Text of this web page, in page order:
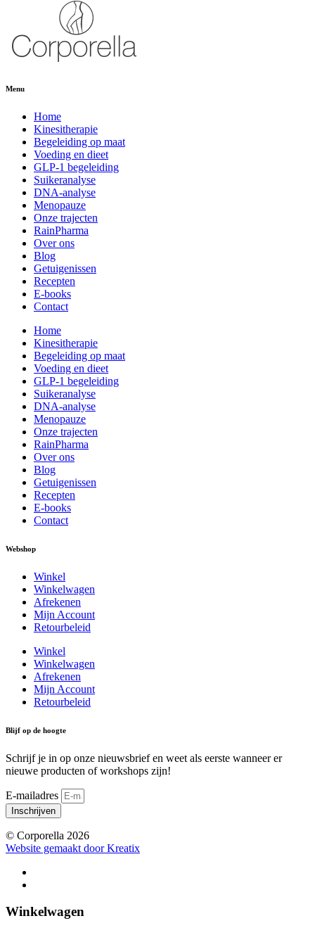
Menu
Home
Kinesitherapie
Begeleiding op maat
Voeding en dieet
GLP-1 begeleiding
Suikeranalyse
DNA-analyse
Menopauze
Onze trajecten
RainPharma
Over ons
Blog
Getuigenissen
Recepten
E-books
Contact
Home
Kinesitherapie
Begeleiding op maat
Voeding en dieet
GLP-1 begeleiding
Suikeranalyse
DNA-analyse
Menopauze
Onze trajecten
RainPharma
Over ons
Blog
Getuigenissen
Recepten
E-books
Contact
Webshop
Winkel
Winkelwagen
Afrekenen
Mijn Account
Retourbeleid
Winkel
Winkelwagen
Afrekenen
Mijn Account
Retourbeleid
Blijf op de hoogte
Schrijf je in op onze nieuwsbrief en weet als eerste wanneer er
nieuwe producten of workshops zijn!
E-mailadres
Inschrijven
© Corporella 2026
Website gemaakt door Kreatix
Winkelwagen